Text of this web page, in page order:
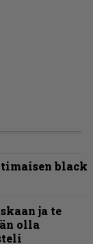
black
ja te
olla